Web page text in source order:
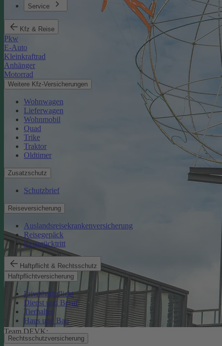
Service
Kfz & Reise
Pkw
E-Auto
Kleinkraftrad
Anhänger
Motorrad
Weitere Kfz-Versicherungen
Wohnwagen
Lieferwagen
Wohnmobil
Quad
Trike
Traktor
Oldtimer
Zusatzschutz
Schutzbrief
Reiseversicherung
Auslandsreisekrankenversicherung
Reisegepäck
Reiserücktritt
Haftpflicht & Rechtsschutz
Haftpflichtversicherung
Privathaftpflicht
Dienst und Beruf
Tierhalter
Haus und Bau
Rechtsschutzversicherung
Team DEVK: